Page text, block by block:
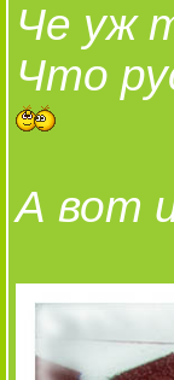
Че уж
Что
А вот